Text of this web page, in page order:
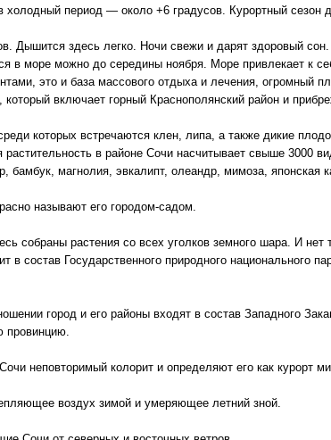
период — около +6 градусов. Курортный сезон
Дышится здесь легко. Ночи свежи и дарят здоровый
в море можно до середины ноября. Море привлекает к
это и база массового отдыха и лечения, огромный
включает горный Краснополянский район и
которых встречаются клен, липа, а также дикие
в районе Сочи насчитывает свыше 3000
бамбук, магнолия, эвкалипт, олеандр, мимоза, японская
называют его городом-садом.
собраны растения со всех уголков земного шара. И нет
состав Государственного природного национального
город и его районы входят в состав Западного
провинцию.
неповторимый колорит и определяют его как курорт
воздух зимой и умеряющее летний зной.